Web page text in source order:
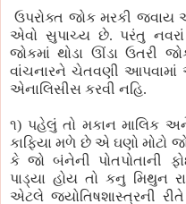
ઉપરોક્ત જોક મરકી
એવો સુપાચ્ય છે. પરંતુ
જોકમાં થોડા ઊંડા ઉતરી
વાંચનારને ચેતવણી
એનાલિસીસ કરવી નહિ.
૧) પહેલું તો મકાન માલિક
કાફિયા મળે છે એ ઘણો
કે જો બંનેની પોતપોતાની
પાડ્યા હોય તો કનુ મિથુન
એટલે જ્યોતિષશાસ્ત્રની